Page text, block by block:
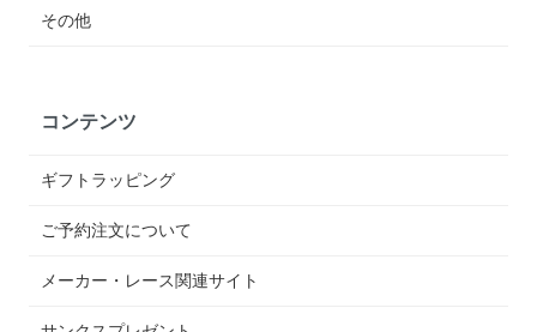
その他
コンテンツ
ギフトラッピング
ご予約注文について
メーカー・レース関連サイト